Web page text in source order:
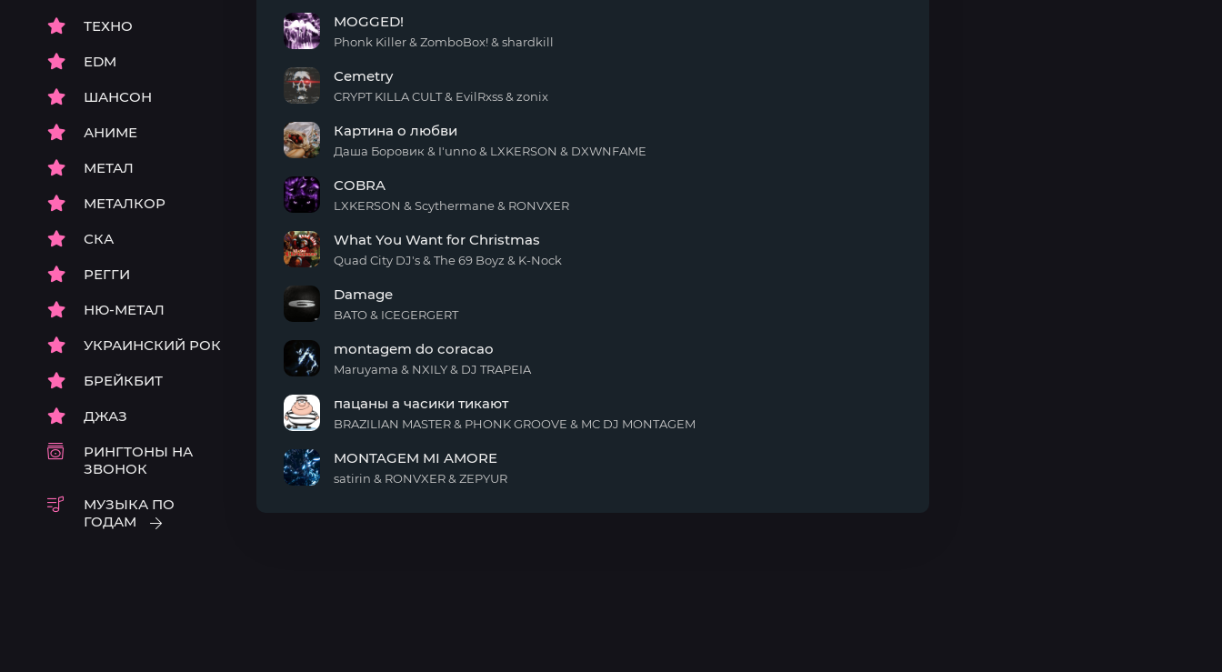
ТЕХНО
EDM
ШАНСОН
АНИМЕ
МЕТАЛ
МЕТАЛКОР
СКА
РЕГГИ
НЮ-МЕТАЛ
УКРАИНСКИЙ РОК
БРЕЙКБИТ
ДЖАЗ
РИНГТОНЫ НА
ЗВОНОК
МУЗЫКА ПО
ГОДАМ
MOGGED!
Phonk Killer & ZomboBox! & shardkill
Cemetry
CRYPT KILLA CULT & EvilRxss & zonix
о
любви
Картина о любви
Даша Боровик & I'unno & LXKERSON & DXWNFAME
COBRA
LXKERSON & Scythermane & RONVXER
You
Want
Christmas
What You Want for Christmas
Quad City DJ's & The 69 Boyz & K-Nock
Damage
BATO & ICEGERGERT
do
coracao
montagem do coracao
Maruyama & NXILY & DJ TRAPEIA
а
часики
пацаны а часики тикают
BRAZILIAN MASTER & PHONK GROOVE & MC DJ MONTAGEM
MONTAGEM MI AMORE
satirin & RONVXER & ZEPYUR